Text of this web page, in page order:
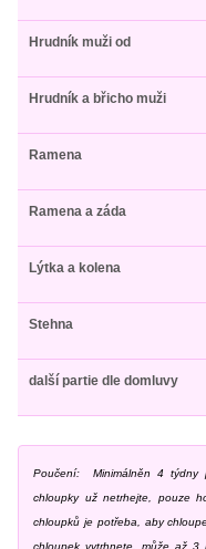
Hrudník muži od
Hrudník a břicho muži
Ramena
Ramena a záda
Lýtka a kolena
Stehna
další partie dle domluvy
Poučení: Minimálněn 4 týdny
chloupky už netrhejte, pouze
chloupků je potřeba, aby